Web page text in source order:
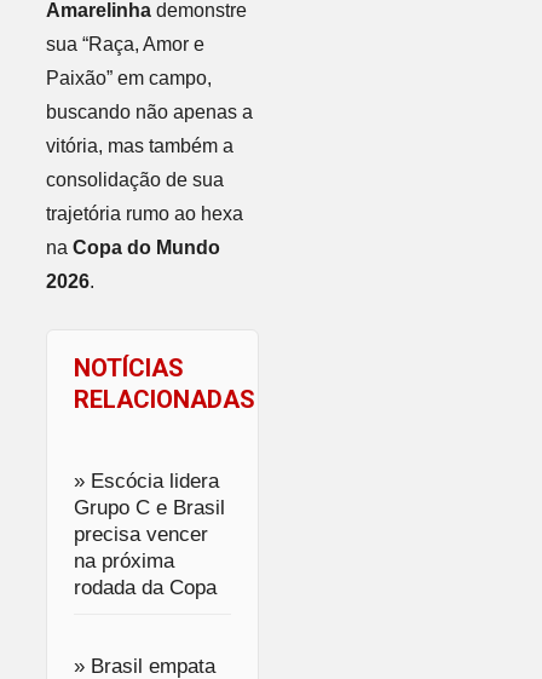
Amarelinhademonstre
sua “Raça, Amor e
Paixão” em campo,
buscando não apenas a
vitória, mas também a
consolidação de sua
trajetória rumo ao hexa
na Copa do Mundo
2026.
NOTÍCIAS
RELACIONADAS
» Escócia lidera
Grupo C e Brasil
precisa vencer
na próxima
rodada da Copa
» Brasil empata